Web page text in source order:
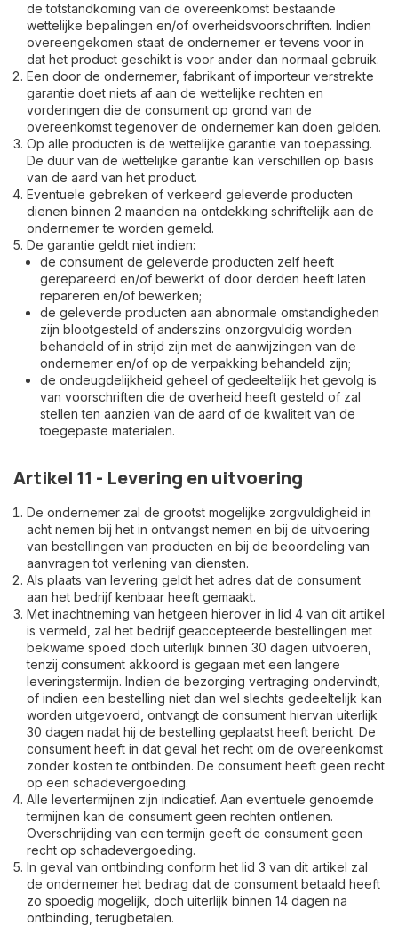
de totstandkoming van de overeenkomst bestaande
wettelijke bepalingen en/of overheidsvoorschriften. Indien
overeengekomen staat de ondernemer er tevens voor in
dat het product geschikt is voor ander dan normaal gebruik.
Een door de ondernemer, fabrikant of importeur verstrekte
garantie doet niets af aan de wettelijke rechten en
vorderingen die de consument op grond van de
overeenkomst tegenover de ondernemer kan doen gelden.
Op alle producten is de wettelijke garantie van toepassing.
De duur van de wettelijke garantie kan verschillen op basis
van de aard van het product.
Eventuele gebreken of verkeerd geleverde producten
dienen binnen 2 maanden na ontdekking schriftelijk aan de
ondernemer te worden gemeld.
De garantie geldt niet indien:
de consument de geleverde producten zelf heeft
gerepareerd en/of bewerkt of door derden heeft laten
repareren en/of bewerken;
de geleverde producten aan abnormale omstandigheden
zijn blootgesteld of anderszins onzorgvuldig worden
behandeld of in strijd zijn met de aanwijzingen van de
ondernemer en/of op de verpakking behandeld zijn;
de ondeugdelijkheid geheel of gedeeltelijk het gevolg is
van voorschriften die de overheid heeft gesteld of zal
stellen ten aanzien van de aard of de kwaliteit van de
toegepaste materialen.
Artikel 11 - Levering en uitvoering
De ondernemer zal de grootst mogelijke zorgvuldigheid in
acht nemen bij het in ontvangst nemen en bij de uitvoering
van bestellingen van producten en bij de beoordeling van
aanvragen tot verlening van diensten.
Als plaats van levering geldt het adres dat de consument
aan het bedrijf kenbaar heeft gemaakt.
Met inachtneming van hetgeen hierover in lid 4 van dit artikel
is vermeld, zal het bedrijf geaccepteerde bestellingen met
bekwame spoed doch uiterlijk binnen 30 dagen uitvoeren,
tenzij consument akkoord is gegaan met een langere
leveringstermijn. Indien de bezorging vertraging ondervindt,
of indien een bestelling niet dan wel slechts gedeeltelijk kan
worden uitgevoerd, ontvangt de consument hiervan uiterlijk
30 dagen nadat hij de bestelling geplaatst heeft bericht. De
consument heeft in dat geval het recht om de overeenkomst
zonder kosten te ontbinden. De consument heeft geen recht
op een schadevergoeding.
Alle levertermijnen zijn indicatief. Aan eventuele genoemde
termijnen kan de consument geen rechten ontlenen.
Overschrijding van een termijn geeft de consument geen
recht op schadevergoeding.
In geval van ontbinding conform het lid 3 van dit artikel zal
de ondernemer het bedrag dat de consument betaald heeft
zo spoedig mogelijk, doch uiterlijk binnen 14 dagen na
ontbinding, terugbetalen.